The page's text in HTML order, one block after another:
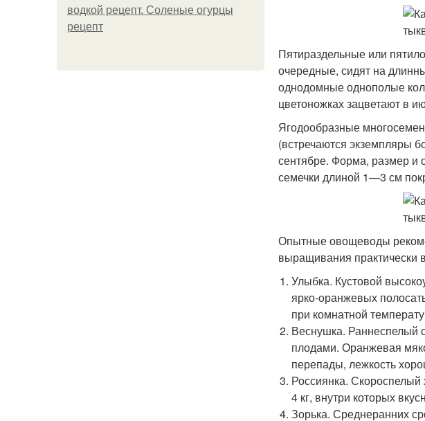
водкой рецепт. Соленые огурцы
рецепт
Пятираздельные или
очередные, сидят на
однодомные однополые
цветоножках зацветают в
Ягодообразные
(встречаются экземпляры
сентябре. Форма, размер и
семечки длиной 1—3 см
Опытные овощеводы
выращивания практически
Улыбка. Кустовой
ярко-оранжевых
при комнатной
Веснушка. Раннеспелый
плодами. Оранжевая
перепады, лежкость
Россиянка.
4 кг, внутри которых
Зорька. Среднеранних